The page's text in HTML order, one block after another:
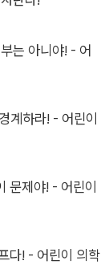
는 아니야! - 어
계하라! - 어린이
문제야! - 어린이
다! - 어린이 의학